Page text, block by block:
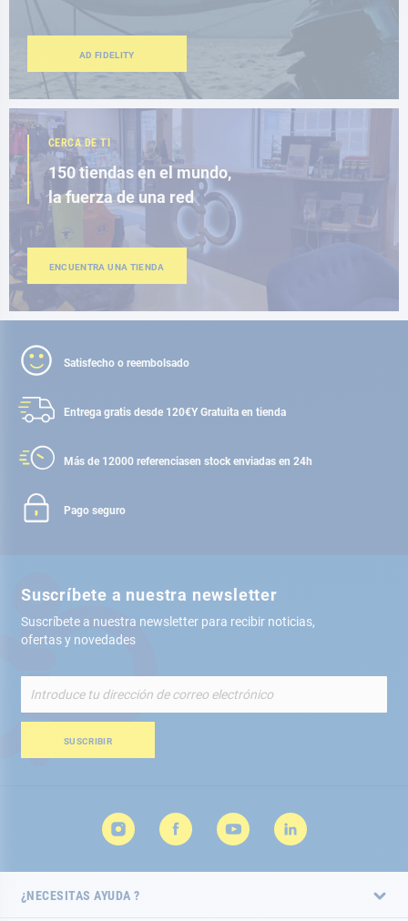
AD FIDELITY
CERCA DE TI
150 tiendas en el mundo,
la fuerza de una red
ENCUENTRA UNA TIENDA
Satisfecho o reembolsado
Entrega gratis desde 120€Y Gratuita en tienda
Más de 12000 referenciasen stock enviadas en 24h
Pago seguro
Suscríbete a nuestra newsletter
Suscríbete a nuestra newsletter para recibir noticias,
ofertas y novedades
nuestro
de
SUSCRIBIR
¿NECESITAS AYUDA ?